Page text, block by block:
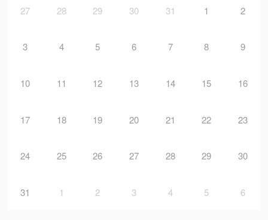
27 28 29 30 31 1 2
3 4 5 6 7 8 9
10 11 12 13 14 15 16
17 18 19 20 21 22 23
24 25 26 27 28 29 30
31 1 2 3 4 5 6